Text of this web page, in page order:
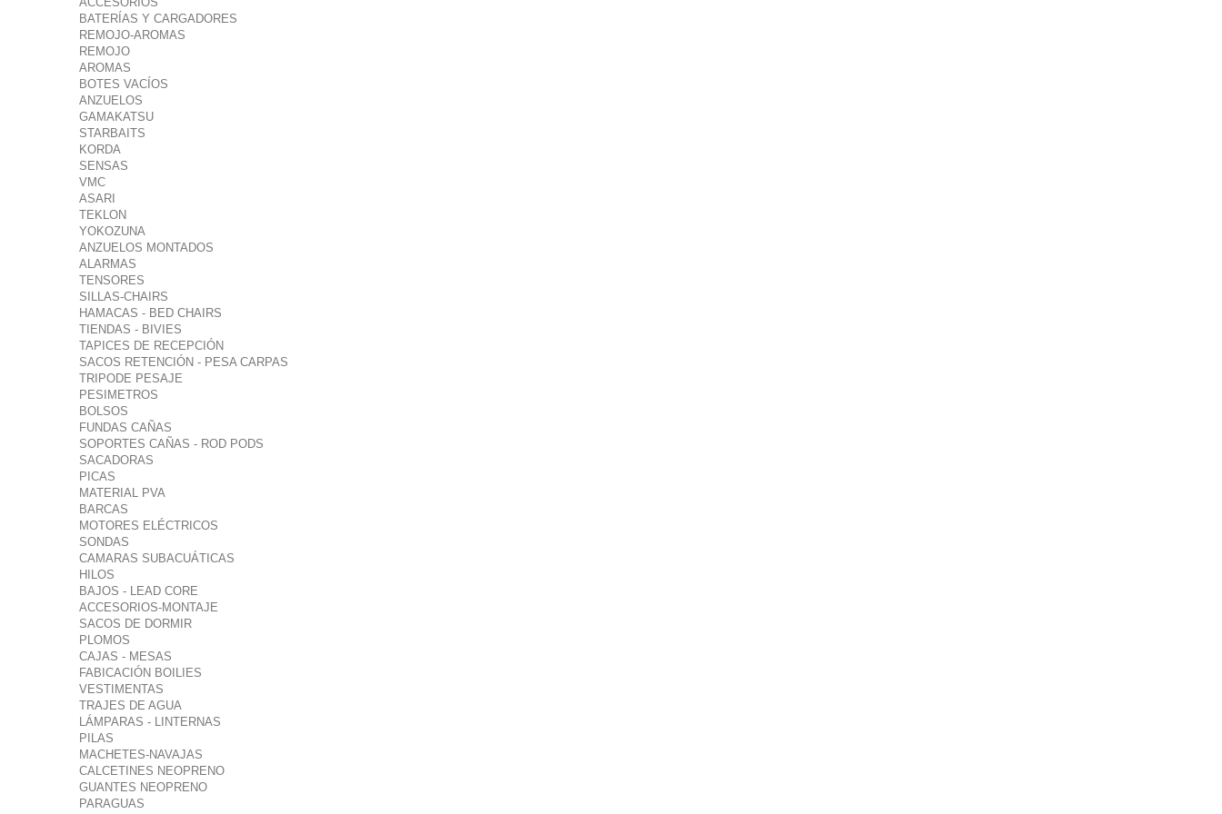
BATERÍAS Y CARGADORES
REMOJO-AROMAS
REMOJO
AROMAS
BOTES VACÍOS
ANZUELOS
GAMAKATSU
STARBAITS
KORDA
SENSAS
VMC
ASARI
TEKLON
YOKOZUNA
ANZUELOS MONTADOS
ALARMAS
TENSORES
SILLAS-CHAIRS
HAMACAS - BED CHAIRS
TIENDAS - BIVIES
TAPICES DE RECEPCIÓN
SACOS RETENCIÓN - PESA CARPAS
TRIPODE PESAJE
PESIMETROS
BOLSOS
FUNDAS CAÑAS
SOPORTES CAÑAS - ROD PODS
SACADORAS
PICAS
MATERIAL PVA
BARCAS
MOTORES ELÉCTRICOS
SONDAS
CAMARAS SUBACUÁTICAS
HILOS
BAJOS - LEAD CORE
ACCESORIOS-MONTAJE
SACOS DE DORMIR
PLOMOS
CAJAS - MESAS
FABICACIÓN BOILIES
VESTIMENTAS
TRAJES DE AGUA
LÁMPARAS - LINTERNAS
PILAS
MACHETES-NAVAJAS
CALCETINES NEOPRENO
GUANTES NEOPRENO
PARAGUAS